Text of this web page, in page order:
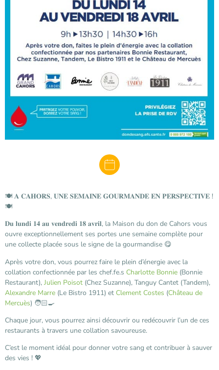
🍽️ 𝐀 𝐂𝐀𝐇𝐎𝐑𝐒, 𝐔𝐍𝐄 𝐒𝐄𝐌𝐀𝐈𝐍𝐄 𝐆𝐎𝐔𝐑𝐌𝐀𝐍𝐃𝐄 𝐄𝐍 𝐏𝐄𝐑𝐒𝐏𝐄𝐂𝐓𝐈𝐕𝐄 !
🍽️
𝐃𝐮 𝐥𝐮𝐧𝐝𝐢 𝟏𝟒 𝐚𝐮 𝐯𝐞𝐧𝐝𝐫𝐞𝐝𝐢 𝟏𝟖 𝐚𝐯𝐫𝐢𝐥, la Maison du don de Cahors vous
ouvre exceptionnellement ses portes une semaine complète pour
une collecte placée sous le signe de la gourmandise 😋
Après votre don, vous pourrez faire le plein d’énergie avec la
collation confectionnée par les chef.fe.s Charlotte Bonnie (Bonnie
Restaurant), Julien Poisot (Chez Suzanne), Tanguy Cantet (Tandem),
Alexandre Marre (Le Bistro 1911) et Clement Costes (Château de
Mercuès) 🧑🏻‍🍳
Chaque jour, vous pourrez ainsi découvrir ou redécouvrir l’un de ces
restaurants à travers une collation savoureuse.
C’est le moment idéal pour donner votre sang et contribuer à sauver
des vies ! 💖